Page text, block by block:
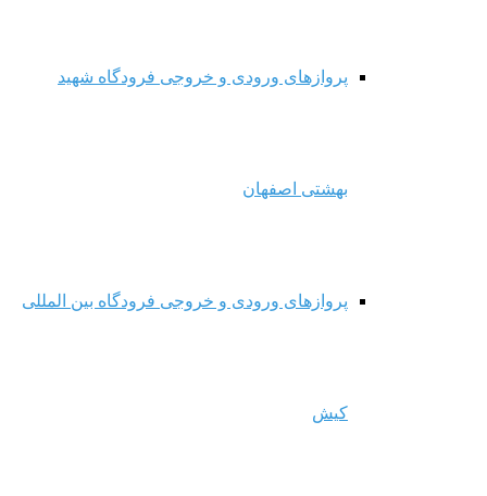
پروازهای ورودی و خروجی فرودگاه شهید
بهشتی اصفهان
پروازهای ورودی و خروجی فرودگاه بین المللی
کیش